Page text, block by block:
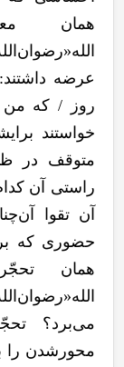
همان
الله«رضوان
عرضه
روز / که من
خواستند
متوقف در
راستی آن
آن تقوا آن
حضوری که
همان
الله«رضوان
می‌برد؟
محورشدن را